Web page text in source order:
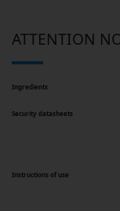
ATTENTION
Ingredients
Security datasheets
Instructions of use